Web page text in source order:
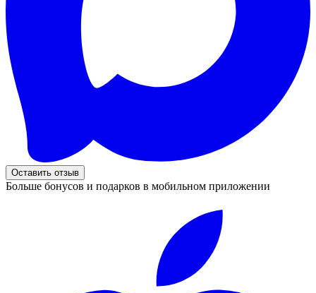
Оставить отзыв
Больше бонусов и подарков в мобильном приложении